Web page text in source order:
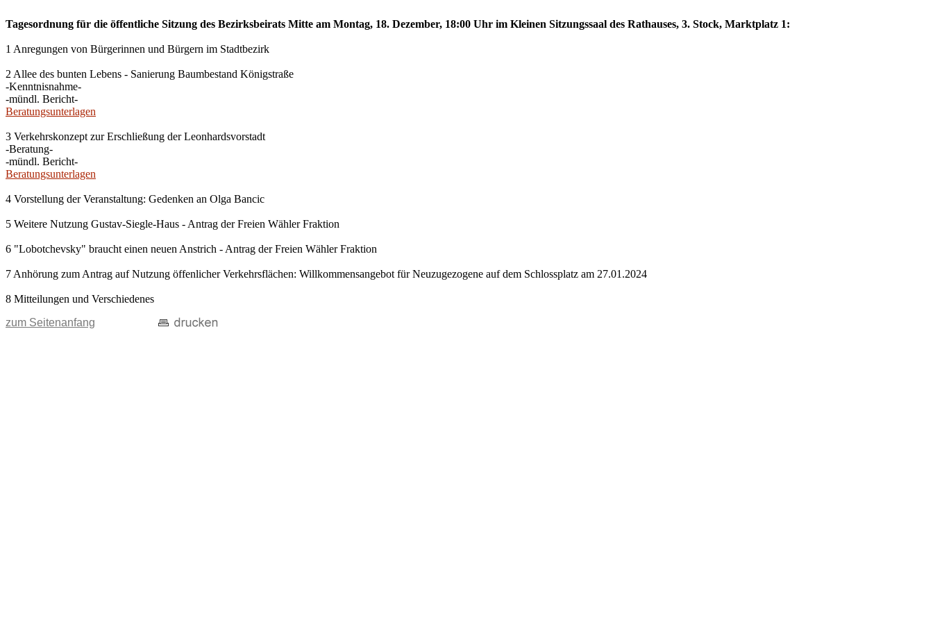
Tagesordnung für die öffentliche Sitzung des Bezirksbeirats Mitte am Montag, 18. Dezember, 18:00 Uhr im Kleinen Sitzungssaal des Rathauses, 3. Stock, Marktplatz 1:
1 Anregungen von Bürgerinnen und Bürgern im Stadtbezirk
2 Allee des bunten Lebens - Sanierung Baumbestand Königstraße
-Kenntnisnahme-
-mündl. Bericht-
Beratungsunterlagen
3 Verkehrskonzept zur Erschließung der Leonhardsvorstadt
-Beratung-
-mündl. Bericht-
Beratungsunterlagen
4 Vorstellung der Veranstaltung: Gedenken an Olga Bancic
5 Weitere Nutzung Gustav-Siegle-Haus - Antrag der Freien Wähler Fraktion
6 "Lobotchevsky" braucht einen neuen Anstrich - Antrag der Freien Wähler Fraktion
7 Anhörung zum Antrag auf Nutzung öffenlicher Verkehrsflächen: Willkommensangebot für Neuzugezogene auf dem Schlossplatz am 27.01.2024
8 Mitteilungen und Verschiedenes
zum Seitenanfang